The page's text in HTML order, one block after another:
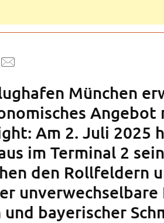
München
Angebot
Am 2. Juli 2025
im Terminal 2
den Rollfeldern
und bayerischer